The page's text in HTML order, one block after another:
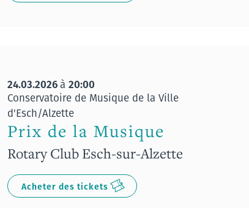
24.03.2026à 20:00
Conservatoire de Musique de la Ville
d'Esch/Alzette
Prix de la Musique
Rotary Club Esch-sur-Alzette
Acheter des tickets